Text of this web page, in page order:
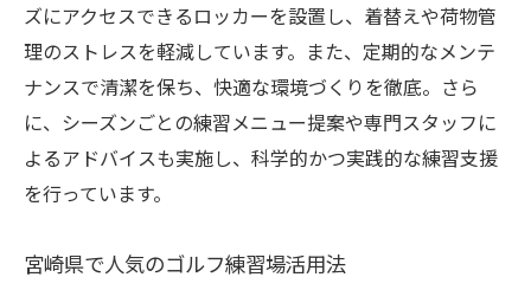
この地域で理想のゴルフ練習場を見つけるヒン
ト
ゴルフ練習場の口コミ活用で失敗しない探
し方
都城周辺の練習場を比較する際の着眼点
地域密着型ゴルフ練習場を見抜くポイント
快適なゴルフ練習場選びの最終チェック項
ズにアクセスできるロッカーを設置し、着替えや荷物管
理のストレスを軽減しています。また、定期的なメンテ
ナンスで清潔を保ち、快適な環境づくりを徹底。さら
に、シーズンごとの練習メニュー提案や専門スタッフに
よるアドバイスも実施し、科学的かつ実践的な練習支援
を行っています。
宮崎県で人気のゴルフ練習場活用法